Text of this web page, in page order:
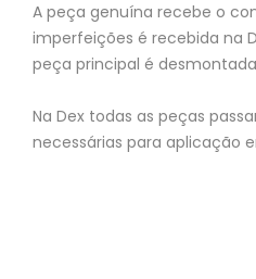
A peça genuína recebe o
imperfeições é recebida na
peça principal é
Na Dex todas as peças
necessárias para aplicação